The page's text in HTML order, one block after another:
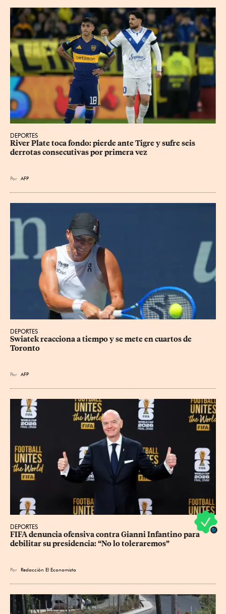
DEPORTES
River Plate toca fondo: pierde ante Tigre y sufre seis
derrotas consecutivas por primera vez
Por AFP
DEPORTES
Swiatek reacciona a tiempo y se mete en cuartos de
Toronto
Por AFP
DEPORTES
FIFA denuncia ofensiva contra Gianni Infantino para
debilitar su presidencia: “No lo toleraremos”
Por Redacción El Economista